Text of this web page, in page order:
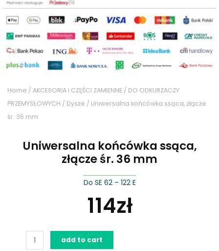
Home / AKCESORIA I CZĘŚCI ZAMIENNE / DO ODKURZACZY
PRZEMYSŁOWYCH / Dysze / Uniwersalna końcówka ssąca, złącze
śr. 36 mm
Uniwersalna końcówka ssąca,
złącze śr. 36 mm
Do SE 62 – 122 E
114zł
Uniwersalna
końcówka
add to cart